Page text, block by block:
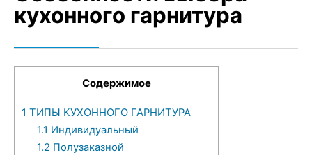
кухонного гарнитура
Содержимое
1 ТИПЫ КУХОННОГО ГАРНИТУРА
1.1 Индивидуальный
1.2 Полузаказной